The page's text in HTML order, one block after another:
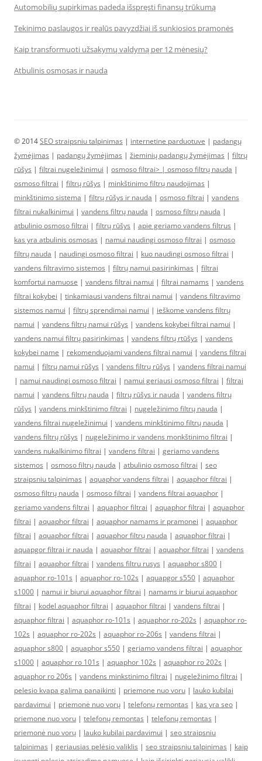
Automobilių supirkimas padeda išspręsti finansų trūkumą
Tekinimo paslaugos ir realūs pavyzdžiai iš sunkiosios pramonės
Kaip transformuoti užsakymų valdymą per 12 mėnesių?
Atbulinis osmosas ir nauda
© 2014SEO straipsniu talpinimas | internetine parduotuve | padangų
žymėjimas | padangų žymėjimas | žieminių padangų žymėjimas | filtrų
rūšys | filtrai nugeležinimui | osmoso filtrai> | osmoso filtrų nauda |
osmoso filtrai | filtrų rūšys | minkštinimo filtrų naudojimas |
minkštinimo sistema | filtrų rūšys ir nauda | osmoso filtrai | vandens
filtrai nukalkinimui | vandens filtrų nauda | osmoso filtrų nauda |
atbulinio osmoso filtrai | filtrų rūšys | apie geriamo vandens filtrus |
kas yra atbulinis osmosas | namui naudingi osmoso filtrai | osmoso
filtrų nauda | naudingi osmoso filtrai | kuo naudingi osmoso filtrai |
vandens filtravimo sistemos | filtrų namui pasirinkimas | filtrai
komfortui namuose | vandens filtrai namui | filtrai namams | vandens
filtrai kokybei | tinkamiausi vandens filtrai namui | vandens filtravimo
sistemos namui | filtrų sprendimai namui | ieškome vandens filtrų
namui | vandens filtrų namui rūšys | vandens kokybei filtrai namui |
vandens namui filtrų pasirinkimas | vandens filtrų rtūšys | vandens
kokybei name | rekomenduojami vandens filtrai namui | vandens filtrai
namui | filtrų namui rūšys | vandens filtrų rūšys | vandens filtrai namui
| namui naudingi osmoso filtrai | namui geriausi osmoso filtrai | filtrai
namui | vandens filtrų nauda | filtrų rūšys ir nauda | vandens filtrų
rūšys | vandens minkštinimo filtrai | nugeležinimo filtrų nauda |
vandens filtrai nugeležinimui | vandens minkštinimo filtrų nauda |
vandens filtrų rūšys | nugeležinimo ir vandens monkštinimo filtrai |
vandens nukalkinimo filtrai | vandens filtrai | geriamo vandens
sistemos | osmoso filtrų nauda | atbulinio osmoso filtrai | seo
straipsniu talpinimas | aquaphor vandens filtrai | aquaphor filtrai |
osmoso filtrų nauda | osmoso filtrai | vandens filtrai aquaphor |
geriamo vandens filtrai | aquaphor filtrai | aquaphor filtrai | aquaphor
filtrai | aquaphor filtrai | aquaphor namams ir pramonei | aquaphor
filtrai | aquaphor filtrai | aquaphor filtrų nauda | aquaphor filtrai |
aquapgor filtrai ir nauda | aquaphor filtrai | aquaphor filtrai | vandens
filtrai | aquaphor filtrai | vandens filtru rusys | aquaphor s800 |
aquaphor ro-101s | aquaphor ro-102s | aquapgor s550 | aquaphor
s1000 | namui ir biurui aquaphor filtrai | namams ir biurui aquaphor
filtrai | kodel aquaphor filtrai | aquaphor filtrai | vandens filtrai |
aquaphor filtrai | aquaphor ro-101s | aquaphor ro-202s | aquaphor ro-
102s | aquaphor ro-202s | aquaphor ro-206s | vandens filtrai |
aquaphor s800 | aquaphor s550 | geriamo vandens filtrai | aquaphor
s1000 | aquaphor ro 101s | aquaphor 102s | aquaphor ro 202s |
aquaphor ro 206s | vandens minkstinimo filtrai | nugeležinimo filtrai |
pelesio kvapa galima panaikinti | priemone nuo voru | lauko kubilai
pardavimui | priemonė nuo vorų | telefonų remontas | kas yra seo |
priemone nuo voru | telefonų remontas | telefonų remontas |
priemonė nuo vorų | lauko kubilai pardavimui | seo straipsniu
talpinimas | geriausias pelėsio valiklis | seo straipsniu talpinimas | kaip